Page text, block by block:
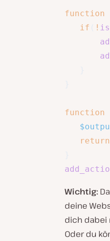
function
if
!
function
return
Wichtig:
deine
dich dabei
Oder du